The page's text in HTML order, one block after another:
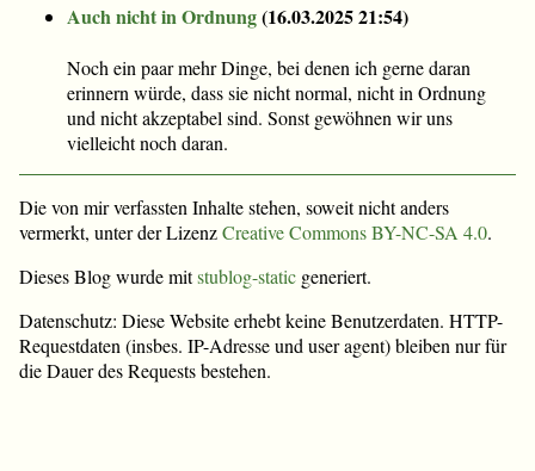
Auch nicht in Ordnung(16.03.2025 21:54)
Noch ein paar mehr Dinge, bei denen ich gerne daran
erinnern würde, dass sie nicht normal, nicht in Ordnung
und nicht akzeptabel sind. Sonst gewöhnen wir uns
vielleicht noch daran.
Die von mir verfassten Inhalte stehen, soweit nicht anders
vermerkt, unter der LizenzCreative Commons BY-NC-SA 4.0.
Dieses Blog wurde mitstublog-static generiert.
Datenschutz: Diese Website erhebt keine Benutzerdaten. HTTP-
Requestdaten (insbes. IP-Adresse und user agent) bleiben nur für
die Dauer des Requests bestehen.